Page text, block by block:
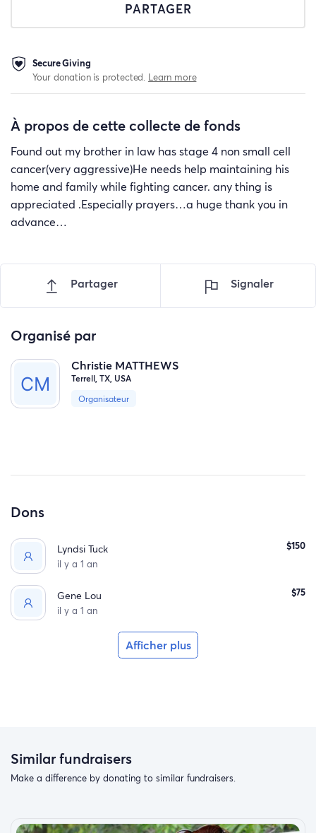
PARTAGER
Secure Giving
Your donation is protected. Learn more
À propos de cette collecte de fonds
Found out my brother in law has stage 4 non small cell
cancer(very aggressive)He needs help maintaining his
home and family while fighting cancer. any thing is
appreciated .Especially prayers…a huge thank you in
advance…
Partager Signaler
Organisé par
Christie MATTHEWS
Terrell, TX, USA
Organisateur
Dons
Lyndsi Tuck
il y a 1 an
$150
Gene Lou
il y a 1 an
$75
Afficher plus
Similar fundraisers
Make a difference by donating to similar fundraisers.